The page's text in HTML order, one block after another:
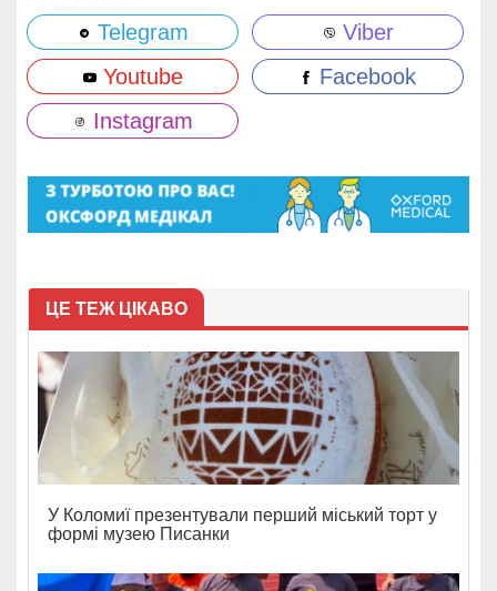
Telegram
Viber
Youtube
Facebook
Instagram
ЦЕ ТЕЖ ЦІКАВО
У Коломиї презентували перший міський торт у
формі музею Писанки